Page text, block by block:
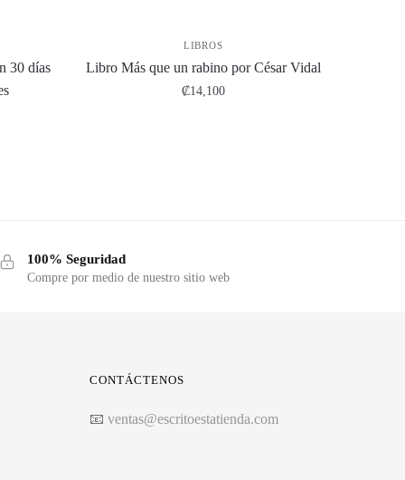
30 días
LIBROS
Libro Más que un rabino por César Vidal
₡14,100
100% Seguridad
Compre por medio de nuestro sitio web
CONTÁCTENOS
📧 ventas@escritoestatienda.com